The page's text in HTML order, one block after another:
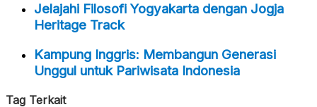
Jelajahi Filosofi Yogyakarta dengan Jogja
Heritage Track
Kampung Inggris: Membangun Generasi
Unggul untuk Pariwisata Indonesia
Tag Terkait